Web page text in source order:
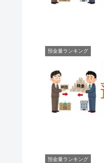
預金量ランキング
預金量ランキング